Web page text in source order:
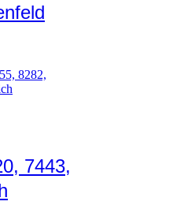
8282,
7443,